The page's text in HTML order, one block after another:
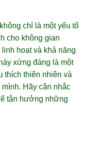
chỉ là một yếu tố
cho không gian
hoạt và khả năng
xứng đáng là một
thích thiên nhiên và
Hãy cân nhắc
tận hưởng những